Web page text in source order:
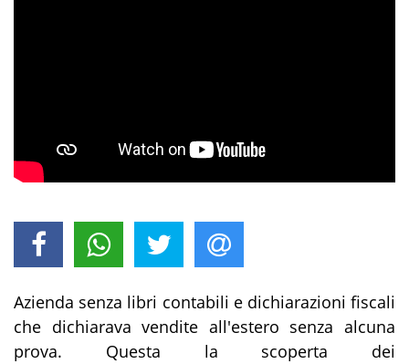
Azienda senza libri contabili e dichiarazioni fiscali
che dichiarava vendite all'estero senza alcuna
prova. Questa la scoperta dei